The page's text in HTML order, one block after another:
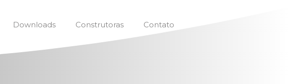
Downloads Construtoras Contato